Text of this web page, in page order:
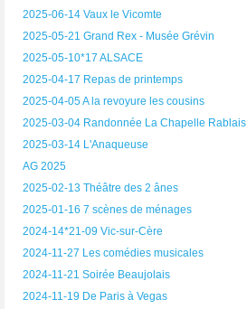
2025-06-14 Vaux le Vicomte
2025-05-21 Grand Rex - Musée Grévin
2025-05-10*17 ALSACE
2025-04-17 Repas de printemps
2025-04-05 A la revoyure les cousins
2025-03-04 Randonnée La Chapelle Rablais
2025-03-14 L'Anaqueuse
AG 2025
2025-02-13 Théâtre des 2 ânes
2025-01-16 7 scènes de ménages
2024-14*21-09 Vic-sur-Cère
2024-11-27 Les comédies musicales
2024-11-21 Soirée Beaujolais
2024-11-19 De Paris à Vegas